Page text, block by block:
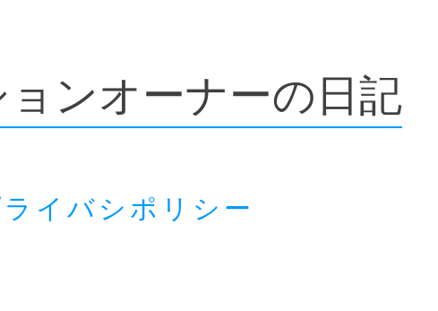
ンオーナーの日記
イバシポリシー